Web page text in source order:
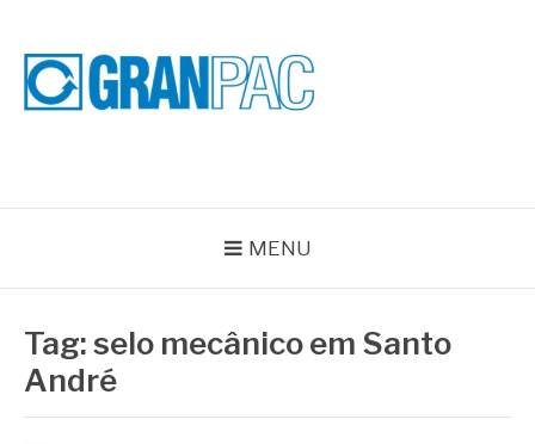
conteúdo
MENU
Tag:selo mecânico em Santo
André